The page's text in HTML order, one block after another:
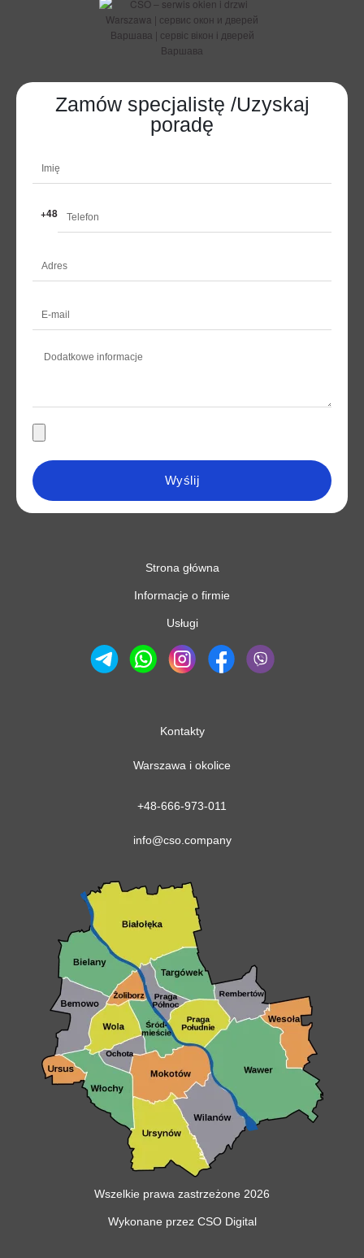
Zamów specjalistę /Uzyskaj
poradę
Wyślij
Strona główna
Informacje o firmie
Usługi
Kontakty
Warszawa i okolice
+48-666-973-011
info@cso.company
Wszelkie prawa zastrzeżone 2026
Wykonane przez CSO Digital